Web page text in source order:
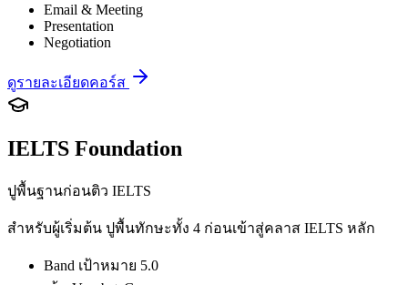
Email & Meeting
Presentation
Negotiation
ดูรายละเอียดคอร์ส
IELTS Foundation
ปูพื้นฐานก่อนติว IELTS
สำหรับผู้เริ่มต้น ปูพื้นทักษะทั้ง 4 ก่อนเข้าสู่คลาส IELTS หลัก
Band เป้าหมาย 5.0